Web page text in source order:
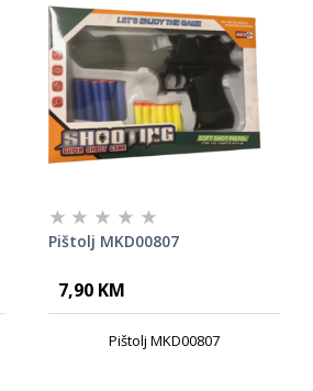
Pištolj MKD00807
7,90 KM
Pištolj MKD00807